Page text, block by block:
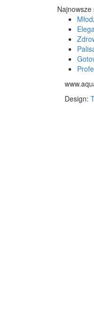
Najnowsze
Design: